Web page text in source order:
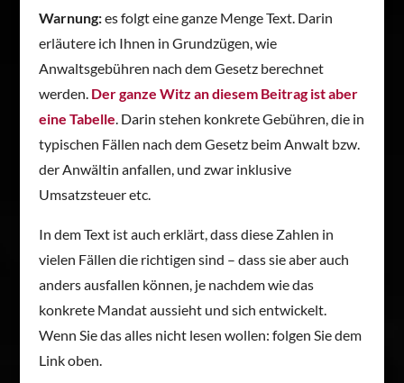
Warnung:es folgt eine ganze Menge Text. Darin
erläutere ich Ihnen in Grundzügen, wie
Anwaltsgebühren nach dem Gesetz berechnet
werden. Der ganze Witz an diesem Beitrag ist aber
eine Tabelle . Darin stehen konkrete Gebühren, die in
typischen Fällen nach dem Gesetz beim Anwalt bzw.
der Anwältin anfallen, und zwar inklusive
Umsatzsteuer etc.
In dem Text ist auch erklärt, dass diese Zahlen in
vielen Fällen die richtigen sind – dass sie aber auch
anders ausfallen können, je nachdem wie das
konkrete Mandat aussieht und sich entwickelt.
Wenn Sie das alles nicht lesen wollen: folgen Sie dem
Link oben.